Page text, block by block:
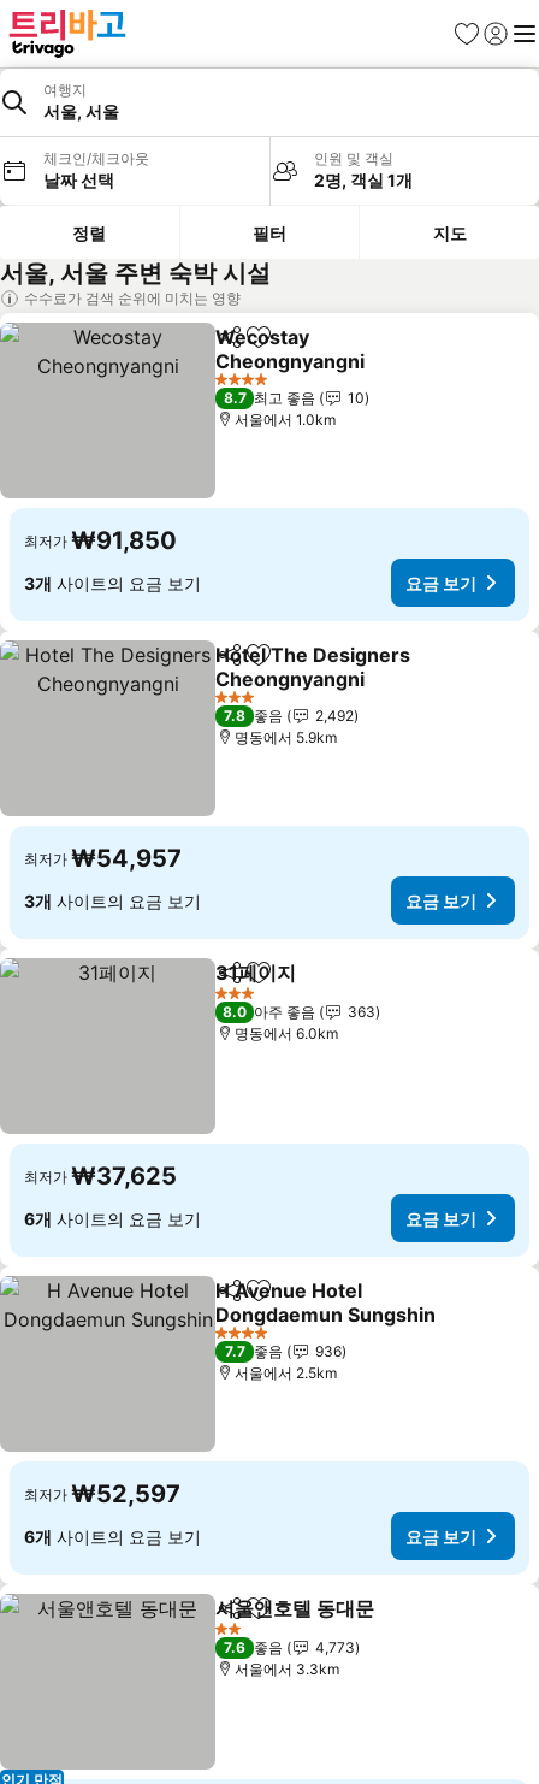
즐겨찾기
로그인
메
여행지
서울, 서울
체크인/체크아웃
날짜 선택
인원 및 객실
2명, 객실 1개
정렬 필터 지도
서울, 서울 주변 숙박 시설
수수료가 검색 순위에 미치는 영향
공유 즐겨찾기에 추가
Wecostay
Cheongnyangni
요금 보기
4 성급
8.7 최고 좋음
10
서울에서 1.0km
최저가 ₩91,850
3개 사이트의 요금 보기 요금 보기
공유 즐겨찾기에 추가
Hotel The Designers
Cheongnyangni
요금 보기
3 성급
7.8 좋음
2,492
명동에서 5.9km
최저가 ₩54,957
3개 사이트의 요금 보기 요금 보기
공유 즐겨찾기에 추가
31페이지
3 성급
8.0 아주 좋음
363
명동에서 6.0km
최저가 ₩37,625
6개 사이트의 요금 보기 요금 보기
공유 즐겨찾기에 추가
H Avenue Hotel
Dongdaemun Sungshin
요금 보기
4 성급
7.7 좋음
936
서울에서 2.5km
최저가 ₩52,597
6개 사이트의 요금 보기 요금 보기
인기 만점
공유 즐겨찾기에 추가
서울앤호텔 동대문
2 성급
7.6 좋음
4,773
서울에서 3.3km